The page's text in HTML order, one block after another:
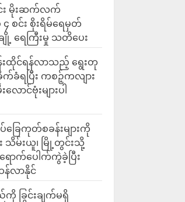
မိုးဆက်လက်
၄ စင်း စိုးရိမ်ရေမှတ်
ရေကြီးမှု သတိပေး
ထိုင်ရန်လာသည့် ရွေးတု
ရပြီး ကစဉ့်ကလျား
ာင်ဗုံးများပါ
ြေကုတ်စခန်းများကို
း သိမ်းယူ၊ မြို့တွင်းသို့
ရောက်ပေါက်ကွဲခဲ့ပြီး
န်လာနိုင်
ခြွင်းချက်မရှိ